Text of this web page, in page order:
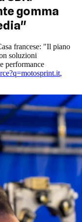
gomma
francese: "Il piano
soluzioni
performance
,